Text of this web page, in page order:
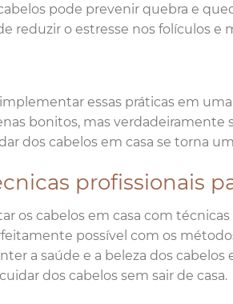
pode prevenir quebra e
reduzir o estresse nos folículos e
essas práticas em
bonitos, mas verdadeiramente
dos cabelos em casa se torna
profissionais
os cabelos em casa com
possível com os
a saúde e a beleza dos
dos cabelos sem sair de casa.